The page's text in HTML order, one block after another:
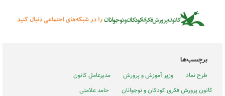
برچسب‌ها
طرح نماد وزیر آموزش و پرورش
مدیرعامل کانون
کانون پرورش فکری کودکان و نوجوانان
حامد علامتی